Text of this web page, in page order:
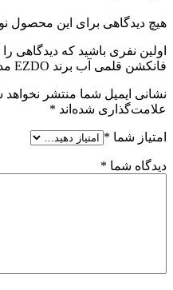
هیچ دیدگاهی برای این محصول
اولین نفری باشید که دیدگاهی
فانکشن قلمی آب برند EZDO مدل 8200”
نشانی ایمیل شما منتشر نخواهد
علامت‌گذاری شده‌اند *
امتیاز شما *
دیدگاه شما *